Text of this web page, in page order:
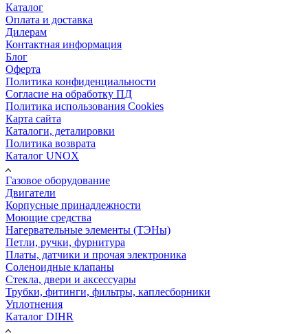
Каталог
Оплата и доставка
Дилерам
Контактная информация
Блог
Оферта
Политика конфиденциальности
Согласие на обработку ПД
Политика использования Cookies
Карта сайта
Каталоги, деталировки
Политика возврата
Каталог UNOX
Газовое оборудование
Двигатели
Корпусные принадлежности
Моющие средства
Нагервательные элементы (ТЭНы)
Петли, ручки, фурнитура
Платы, датчики и прочая электроника
Соленоидные клапаны
Стекла, двери и аксессуары
Трубки, фитинги, фильтры, каплесборники
Уплотнения
Каталог DIHR